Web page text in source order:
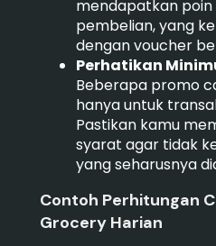
mendapatkan
pembelian, yang
dengan voucher
Perhatikan
Beberapa promo
hanya untuk
Pastikan kamu
syarat agar tidak
yang seharusnya
Contoh Perhitungan
Grocery Harian